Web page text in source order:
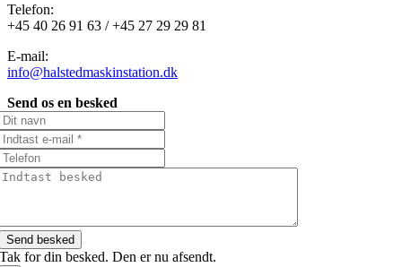
Telefon:
+45 40 26 91 63 / +45 27 29 29 81
E-mail:
info@halstedmaskinstation.dk
Send os en besked
Send besked
Tak for din besked. Den er nu afsendt.